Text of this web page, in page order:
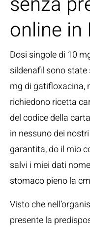
online in
Dosi singole di 10
sildenafil sono
mg di gatifloxacina,
richiedono ricetta
del codice della
in nessuno dei
garantita, do il mio
salvi i miei dati
stomaco pieno la
Visto che
presente la